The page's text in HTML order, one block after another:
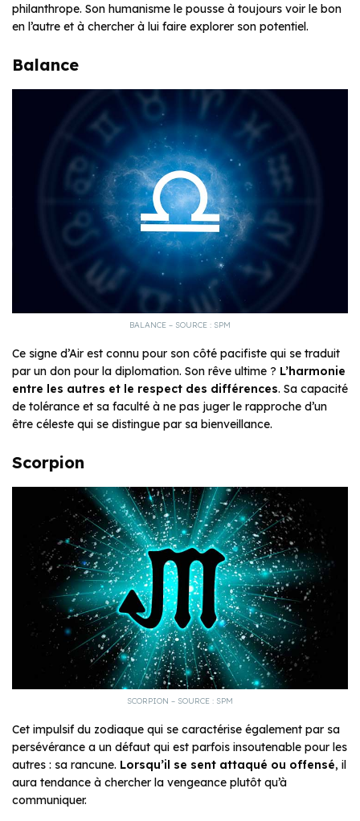
philanthrope. Son humanisme le pousse à toujours voir le bon
en l’autre et à chercher à lui faire explorer son potentiel.
Balance
BALANCE – SOURCE : SPM
Ce signe d’Air est connu pour son côté pacifiste qui se traduit
par un don pour la diplomation. Son rêve ultime ? L’harmonie
entre les autres et le respect des différences. Sa capacité
de tolérance et sa faculté à ne pas juger le rapproche d’un
être céleste qui se distingue par sa bienveillance.
Scorpion
SCORPION – SOURCE : SPM
Cet impulsif du zodiaque qui se caractérise également par sa
persévérance a un défaut qui est parfois insoutenable pour les
autres : sa rancune. Lorsqu’il se sent attaqué ou offensé, il
aura tendance à chercher la vengeance plutôt qu’à
communiquer.